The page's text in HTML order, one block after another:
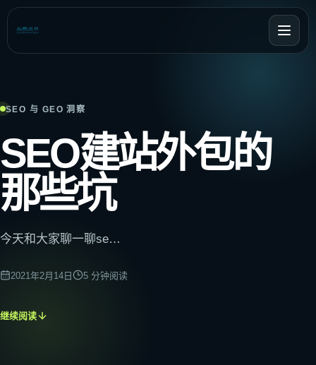
SEO 与 GEO 洞察
SEO建站外包的
那些坑
今天和大家聊一聊se…
2021年2月14日 5 分钟阅读
继续阅读